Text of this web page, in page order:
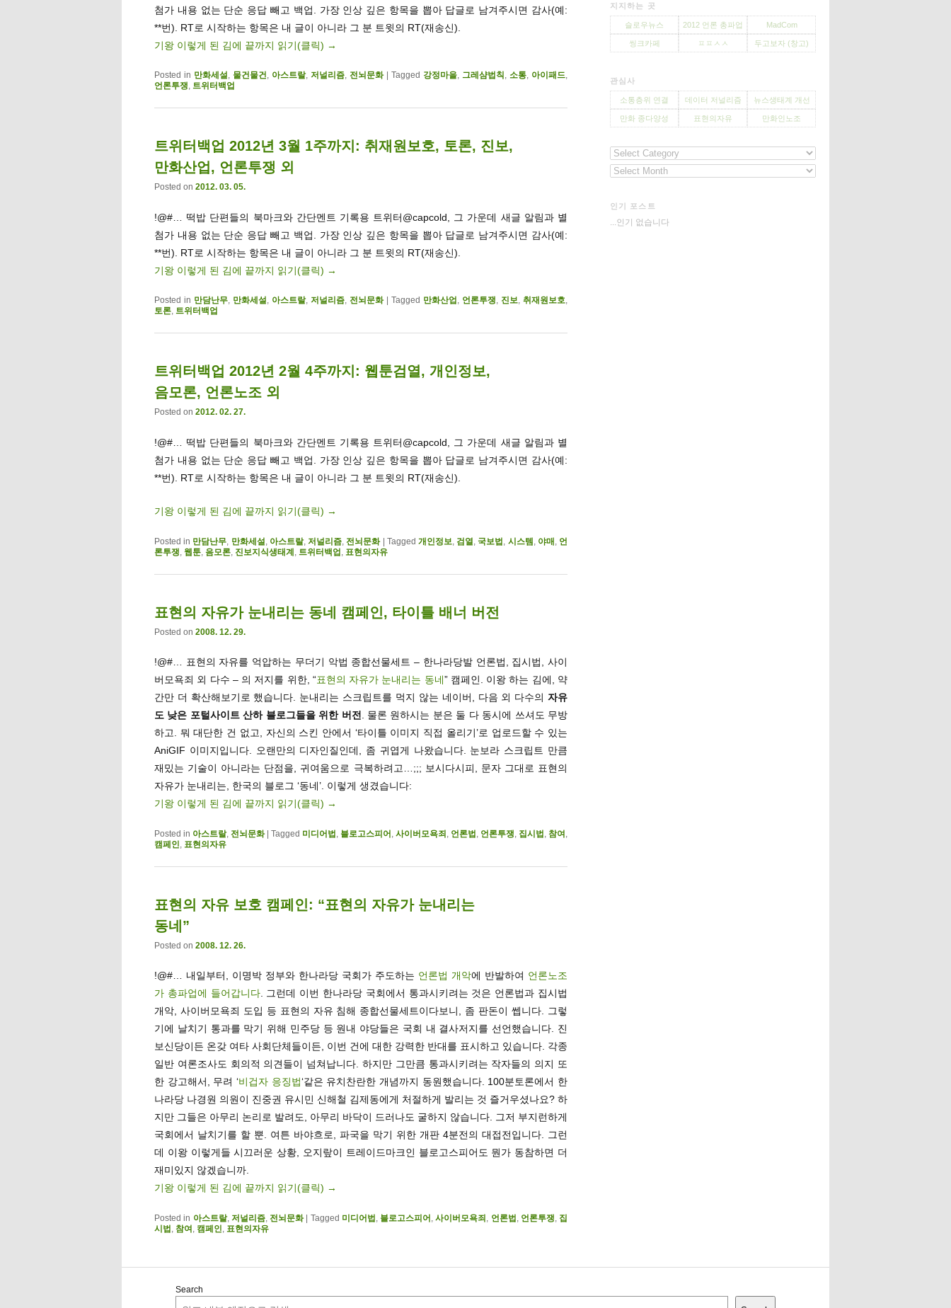
첨가 내용 없는 단순 응답 빼고 백업. 가장 인상 깊은 항목을 뽑아 답글로 남겨주시면 감사(예:
**번). RT로 시작하는 항목은 내 글이 아니라 그 분 트윗의 RT(재송신).
기왕 이렇게 된 김에 끝까지 읽기(클릭) →
Posted in 만화세설, 물건물건, 아스트랄, 저널리즘, 전뇌문화 Tagged 강정마을, 그레샴법칙 , 소통, 아이패드,
언론투쟁, 트위터백업
트위터백업 2012년 3월 1주까지: 취재원보호, 토론, 진보,
만화산업, 언론투쟁 외
Posted on 2012. 03. 05.
!@#… 떡밥 단편들의 북마크와 간단멘트 기록용 트위터@capcold, 그 가운데 새글 알림과 별
첨가 내용 없는 단순 응답 빼고 백업. 가장 인상 깊은 항목을 뽑아 답글로 남겨주시면 감사(예:
**번). RT로 시작하는 항목은 내 글이 아니라 그 분 트윗의 RT(재송신).
기왕 이렇게 된 김에 끝까지 읽기(클릭) →
Posted in 만담난무, 만화세설, 아스트랄, 저널리즘, 전뇌문화 Tagged 만화산업 , 언론투쟁, 진보, 취재원보호,
토론, 트위터백업
트위터백업 2012년 2월 4주까지: 웹툰검열, 개인정보,
음모론, 언론노조 외
Posted on 2012. 02. 27.
!@#… 떡밥 단편들의 북마크와 간단멘트 기록용 트위터@capcold, 그 가운데 새글 알림과 별
첨가 내용 없는 단순 응답 빼고 백업. 가장 인상 깊은 항목을 뽑아 답글로 남겨주시면 감사(예:
**번). RT로 시작하는 항목은 내 글이 아니라 그 분 트윗의 RT(재송신).
기왕 이렇게 된 김에 끝까지 읽기(클릭) →
Posted in 만담난무, 만화세설, 아스트랄,저널리즘, 전뇌문화 Tagged 개인정보, 검열,국보법 , 시스템 , 야매 , 언
론투쟁, 웹툰, 음모론, 진보지식생태계 , 트위터백업 , 표현의자유
표현의 자유가 눈내리는 동네 캠페인, 타이틀 배너 버전
Posted on 2008. 12. 29.
!@#… 표현의 자유를 억압하는 무더기 악법 종합선물세트 – 한나라당발 언론법, 집시법, 사이
버모욕죄 외 다수 – 의 저지를 위한, “표현의 자유가 눈내리는 동네” 캠페인. 이왕 하는 김에, 약
간만 더 확산해보기로 했습니다. 눈내리는 스크립트를 먹지 않는 네이버, 다음 외 다수의 자유
도 낮은 포털사이트 산하 블로그들을 위한 버전. 물론 원하시는 분은 둘 다 동시에 쓰셔도 무방
하고. 뭐 대단한 건 없고, 자신의 스킨 안에서 ‘타이틀 이미지 직접 올리기’로 업로드할 수 있는
AniGIF 이미지입니다. 오랜만의 디자인질인데, 좀 귀엽게 나왔습니다. 눈보라 스크립트 만큼
재밌는 기술이 아니라는 단점을, 귀여움으로 극복하려고…;;; 보시다시피, 문자 그대로 표현의
자유가 눈내리는, 한국의 블로그 ‘동네’. 이렇게 생겼습니다:
기왕 이렇게 된 김에 끝까지 읽기(클릭) →
Posted in 아스트랄, 전뇌문화 Tagged 미디어법 , 블로고스피어 , 사이버모욕죄 , 언론법 , 언론투쟁, 집시법 , 참여 ,
캠페인, 표현의자유
표현의 자유 보호 캠페인: “표현의 자유가 눈내리는
동네”
Posted on 2008. 12. 26.
!@#… 내일부터, 이명박 정부와 한나라당 국회가 주도하는 언론법 개악에 반발하여 언론노조
가 총파업에 들어갑니다. 그런데 이번 한나라당 국회에서 통과시키려는 것은 언론법과 집시법
개악, 사이버모욕죄 도입 등 표현의 자유 침해 종합선물세트이다보니, 좀 판돈이 쎕니다. 그렇
기에 날치기 통과를 막기 위해 민주당 등 원내 야당들은 국회 내 결사저지를 선언했습니다. 진
보신당이든 온갖 여타 사회단체들이든, 이번 건에 대한 강력한 반대를 표시하고 있습니다. 각종
일반 여론조사도 회의적 의견들이 넘쳐납니다. 하지만 그만큼 통과시키려는 작자들의 의지 또
한 강고해서, 무려 ‘비겁자 응징법‘같은 유치찬란한 개념까지 동원했습니다. 100분토론에서 한
나라당 나경원 의원이 진중권 유시민 신해철 김제동에게 처절하게 발리는 것 즐거우셨나요? 하
지만 그들은 아무리 논리로 발려도, 아무리 바닥이 드러나도 굴하지 않습니다. 그저 부지런하게
국회에서 날치기를 할 뿐. 여튼 바야흐로, 파국을 막기 위한 개판 4분전의 대접전입니다. 그런
데 이왕 이렇게들 시끄러운 상황, 오지랖이 트레이드마크인 블로고스피어도 뭔가 동참하면 더
재미있지 않겠습니까.
기왕 이렇게 된 김에 끝까지 읽기(클릭) →
Posted in 아스트랄, 저널리즘, 전뇌문화 Tagged 미디어법 , 블로고스피어 ,사이버모욕죄 , 언론법 , 언론투쟁, 집
시법 , 참여 , 캠페인, 표현의자유
지지하는 곳
슬로우뉴스 2012 언론 총파업 MadCom
씽크카페 ㅍㅍㅅㅅ 두고보자 (창고)
관심사
소통층위 연결 데이터 저널리즘 뉴스생태계 개선
만화 종다양성 표현의자유 만화인노조
인기 포스트
...인기 없습니다
Search